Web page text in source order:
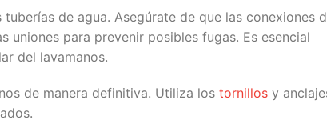
tuberías de agua. Asegúrate de que las conexiones
uniones para prevenir posibles fugas. Es esencial
del lavamanos.
de manera definitiva. Utiliza los tornillos y